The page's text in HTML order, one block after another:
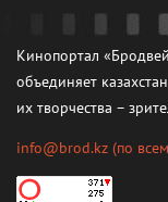
Кинопортал
объединяет
их творчества –
info@brod.kz (по